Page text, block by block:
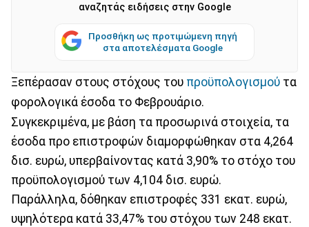
αναζητάς ειδήσεις στην Google
Προσθήκη ως προτιμώμενη πηγή
στα αποτελέσματα Google
Ξεπέρασαν στους στόχους του προϋπολογισμού τα
φορολογικά έσοδα το Φεβρουάριο.
Συγκεκριμένα, με βάση τα προσωρινά στοιχεία, τα
έσοδα προ επιστροφών διαμορφώθηκαν στα 4,264
δισ. ευρώ, υπερβαίνοντας κατά 3,90% το στόχο του
προϋπολογισμού των 4,104 δισ. ευρώ.
Παράλληλα, δόθηκαν επιστροφές 331 εκατ. ευρώ,
υψηλότερα κατά 33,47% του στόχου των 248 εκατ.